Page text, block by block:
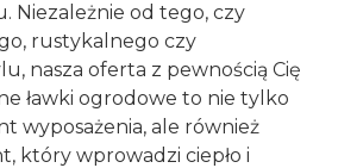
Niezależnie od tego, czy
rustykalnego czy
nasza oferta z pewnością Cię
ławki ogrodowe to nie tylko
wyposażenia, ale również
który wprowadzi ciepło i